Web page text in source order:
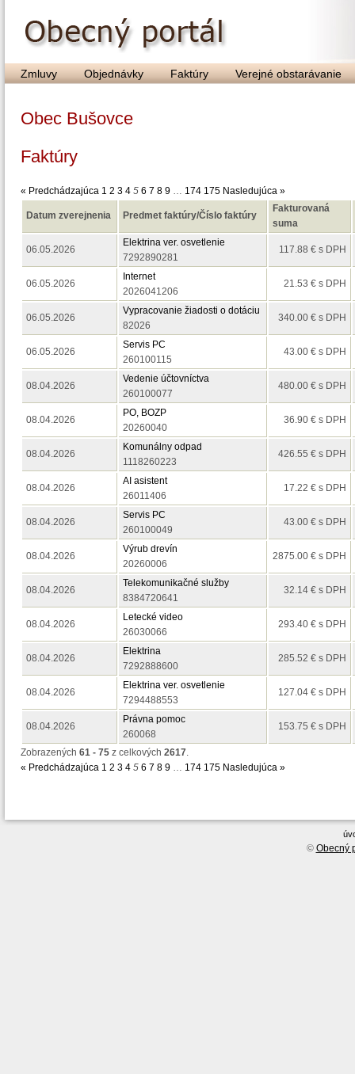
Zmluvy Objednávky Faktúry Verejné obstarávanie
Obec Bušovce
Faktúry
« Predchádzajúca 1 2 3 4 5 6 7 8 9 … 174 175 Nasledujúca »
Datum zverejnenia Predmet faktúry/Číslo faktúry
Fakturovaná
suma
06.05.2026
Elektrina ver. osvetlenie
7292890281
117.88 € s DPH
06.05.2026
Internet
2026041206
21.53 € s DPH
06.05.2026
Vypracovanie žiadosti o dotáciu
82026
340.00 € s DPH
06.05.2026
Servis PC
260100115
43.00 € s DPH
08.04.2026
Vedenie účtovníctva
260100077
480.00 € s DPH
08.04.2026
PO, BOZP
20260040
36.90 € s DPH
08.04.2026
Komunálny odpad
1118260223
426.55 € s DPH
08.04.2026
AI asistent
26011406
17.22 € s DPH
08.04.2026
Servis PC
260100049
43.00 € s DPH
08.04.2026
Výrub drevín
20260006
2875.00 € s DPH
08.04.2026
Telekomunikačné služby
8384720641
32.14 € s DPH
08.04.2026
Letecké video
26030066
293.40 € s DPH
08.04.2026
Elektrina
7292888600
285.52 € s DPH
08.04.2026
Elektrina ver. osvetlenie
7294488553
127.04 € s DPH
08.04.2026
Právna pomoc
260068
153.75 € s DPH
Zobrazených 61 - 75 z celkových 2617.
« Predchádzajúca 1 2 3 4 5 6 7 8 9 … 174 175 Nasledujúca »
© Obecný